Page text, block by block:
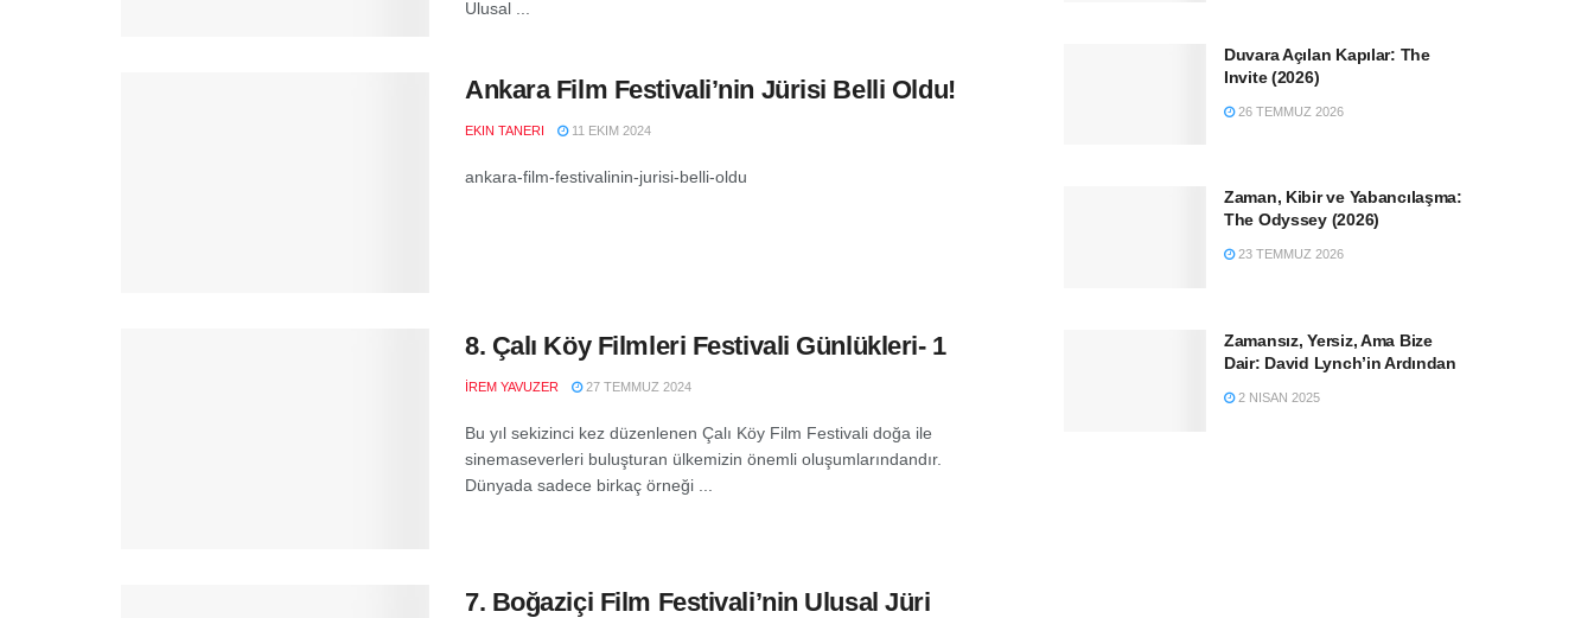
Ulusal ...
Ankara Film Festivali’nin Jürisi Belli Oldu!
EKIN TANERI 11 EKIM 2024
ankara-film-festivalinin-jurisi-belli-oldu
8. Çalı Köy Filmleri Festivali Günlükleri- 1
İREM YAVUZER 27 TEMMUZ 2024
Bu yıl sekizinci kez düzenlenen Çalı Köy Film Festivali doğa ile
sinemaseverleri buluşturan ülkemizin önemli oluşumlarındandır.
Dünyada sadece birkaç örneği ...
7. Boğaziçi Film Festivali’nin Ulusal Jüri
Duvara Açılan Kapılar: The
Invite (2026)
26 TEMMUZ 2026
Zaman, Kibir ve Yabancılaşma:
The Odyssey (2026)
23 TEMMUZ 2026
Zamansız, Yersiz, Ama Bize
Dair: David Lynch’in Ardından
2 NISAN 2025